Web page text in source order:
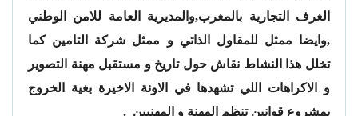
الغرف التجارية بالمغرب,والمديرية العامة للامن الوطني
,وايضا ممثل للمقاول الذاتي و ممثل شركة التامين كما
تخلل هذا النشاط نقاش حول تاريخ و مستقبل مهنة التصوير
و الاكراهات اللي تشهدها في الاونة الاخيرة بغية الخروج
بمشروع قوانين تنظم المهنة و المهنيين .